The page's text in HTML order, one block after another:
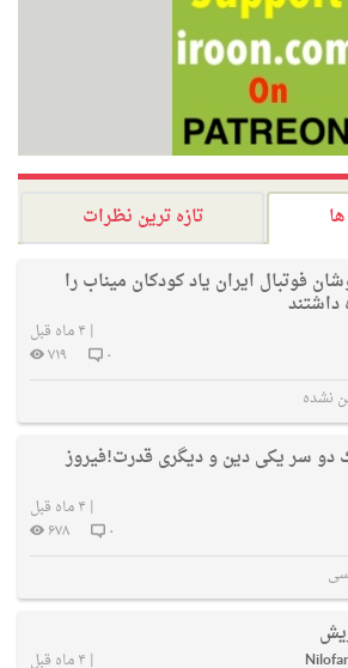
تازه ترین نظرات
فوتبال ایران یاد کودکان میناب را
داشتند
| ۴ ماه قبل
۰
۷۱۹
نشده
سر یکی دین و دیگری قدرت!فیروز
| ۴ ماه قبل
۰
۶۷۸
| ۴ ماه قبل